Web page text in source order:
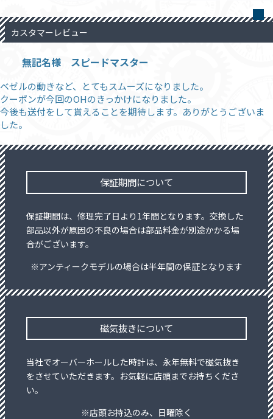
カスタマーレビュー
無記名様 スピードマスター
ベゼルの動きなど、とてもスムーズになりました。
クーポンが今回のOHのきっかけになりました。
今後も送付をして貰えることを期待します。ありがとうございま
した。
保証期間について
保証期間は、修理完了日より1年間となります。交換した
部品以外が原因の不良の場合は部品料金が別途かかる場
合がございます。
※アンティークモデルの場合は半年間の保証となります
磁気抜きについて
当社でオーバーホールした時計は、永年無料で磁気抜き
をさせていただきます。お気軽に店頭までお持ちくださ
い。
※店頭お持込のみ、日曜除く